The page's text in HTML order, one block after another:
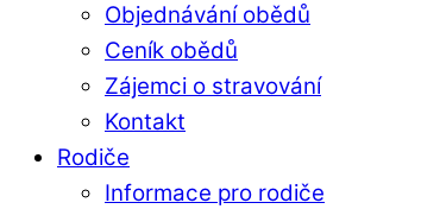
Objednávání obědů
Ceník obědů
Zájemci o stravování
Kontakt
Rodiče
Informace pro rodiče